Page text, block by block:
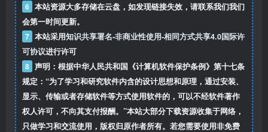
6 本站资源大多存储在云盘，如发现链接失效，请联系我们我们
会第一时间更新。
7 本站采用知识共享署名-非商业性使用-相同方式共享4.0国际许
可协议进行许可
8 声明：根据中华人民共和国《计算机软件保护条例》第十七条
规定：“为了学习和研究软件内含的设计思想和原理，通过安装、
显示、传输或者存储软件等方式使用软件的，可以不经软件著作
权人许可，不向其支付报酬。”本站大部分下载资源收集于网络，
只做学习和交流使用，版权归原作者所有。若您需要使用非免费